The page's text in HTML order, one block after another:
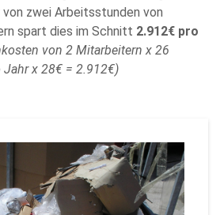
von zwei Arbeitsstunden von
spart dies im Schnitt 2.912€ pro
von 2 Mitarbeitern x 26
Jahr x 28€ = 2.912€)